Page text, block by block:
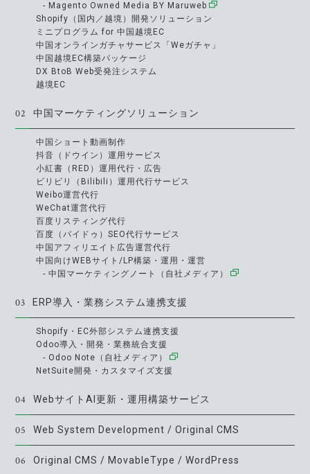
- Magento Owned Media BY Maruweb
Shopify（国内／越境）開発ソリューション
ミニプログラム for 中国越境EC
中国オンラインガチャサービス「Weガチャ」
中国越境EC構築パッケージ
DX BtoB Web受発注システム
越境EC
02 中国マーケティングソリューション
中国ショート動画制作
抖音（ドウイン）運用サービス
小紅書（RED）運用代行・広告
ビリビリ（Bilibili）運用代行サービス
Weibo運営代行
WeChat運営代行
百度リスティング代行
百度（バイドゥ）SEO代行サービス
中国アフィリエイト広告運営代行
中国向けWEBサイト/LP構築・運用・運営
- 中国マーケティングノート（自社メディア）
03 ERP導入・業務システム連携支援
Shopify・EC外部システム連携支援
Odoo導入・開発・業務統合支援
- Odoo Note（自社メディア）
NetSuite開発・カスタマイズ支援
04 WebサイトAI更新・運用構築サービス
05 Web System Development / Original CMS
06 Original CMS / MovableType / WordPress